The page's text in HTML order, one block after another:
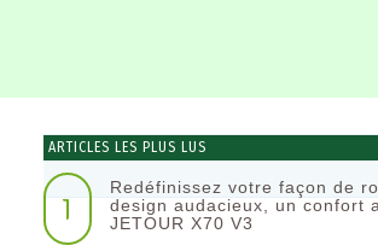
ARTICLES LES PLUS LUS
1
Redéfinissez votre façon de
design audacieux, un confort
JETOUR X70 V3